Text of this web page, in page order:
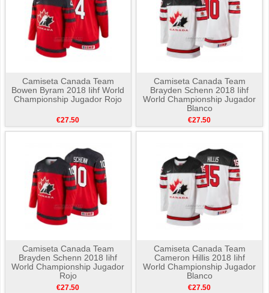
Camiseta Canada Team
Bowen Byram 2018 Iihf World
Championship Jugador Rojo
€27.50
Camiseta Canada Team
Brayden Schenn 2018 Iihf
World Championship Jugador
Blanco
€27.50
Camiseta Canada Team
Brayden Schenn 2018 Iihf
World Championship Jugador
Rojo
€27.50
Camiseta Canada Team
Cameron Hillis 2018 Iihf
World Championship Jugador
Blanco
€27.50